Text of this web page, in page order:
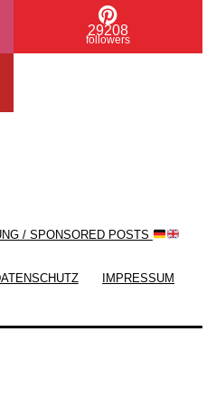
29208
followers
/ SPONSORED POSTS
IMPRESSUM